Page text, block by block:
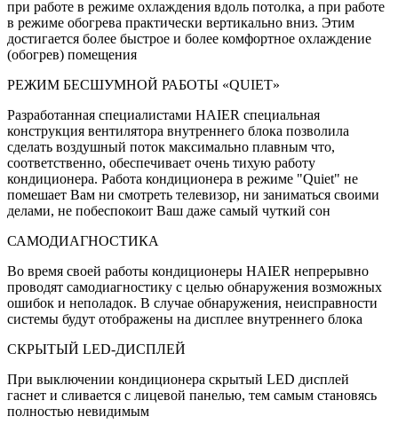
при работе в режиме охлаждения вдоль потолка, а при работе
в режиме обогрева практически вертикально вниз. Этим
достигается более быстрое и более комфортное охлаждение
(обогрев) помещения
РЕЖИМ БЕСШУМНОЙ РАБОТЫ «QUIET»
Разработанная специалистами HAIER специальная
конструкция вентилятора внутреннего блока позволила
сделать воздушный поток максимально плавным что,
соответственно, обеспечивает очень тихую работу
кондиционера. Работа кондиционера в режиме "Quiet" не
помешает Вам ни смотреть телевизор, ни заниматься своими
делами, не побеспокоит Ваш даже самый чуткий сон
САМОДИАГНОСТИКА
Во время своей работы кондиционеры HAIER непрерывно
проводят самодиагностику с целью обнаружения возможных
ошибок и неполадок. В случае обнаружения, неисправности
системы будут отображены на дисплее внутреннего блока
СКРЫТЫЙ LED-ДИСПЛЕЙ
При выключении кондиционера скрытый LED дисплей
гаснет и сливается с лицевой панелью, тем самым становясь
полностью невидимым